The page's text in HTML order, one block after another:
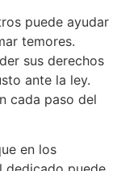
puede ayudar
temores.
sus derechos
ante la ley.
cada paso del
en los